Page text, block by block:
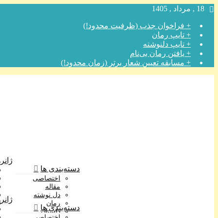
18 , مرداد , 1405
+ فراخوان جذب (ظرفیت محدود!)
+ تایپ رمان
+ تایپ دلنوشته
+ یافتن رمان بی‌نام
+ مسابقه تعیین شعار برتر (زمان محدود!)
دسته‌بندی ها
اختصاصی
مقاله
دل نوشته
رمان
داستان
دسته‌بندی ها